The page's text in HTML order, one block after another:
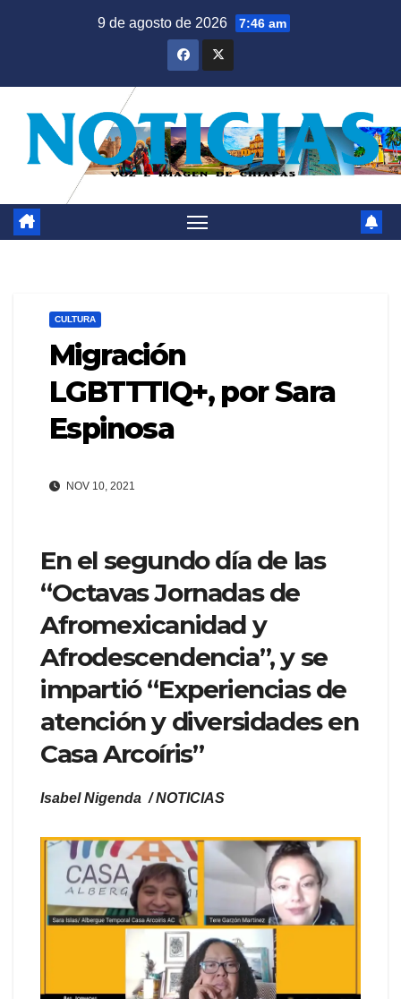
9 de agosto de 2026 7:46 am
CULTURA
Migración
LGBTTTIQ+, por Sara
Espinosa
NOV 10, 2021
En el segundo día de las
“Octavas Jornadas de
Afromexicanidad y
Afrodescendencia”, y se
impartió “Experiencias de
atención y diversidades en
Casa Arcoíris”
Isabel Nigenda / NOTICIAS